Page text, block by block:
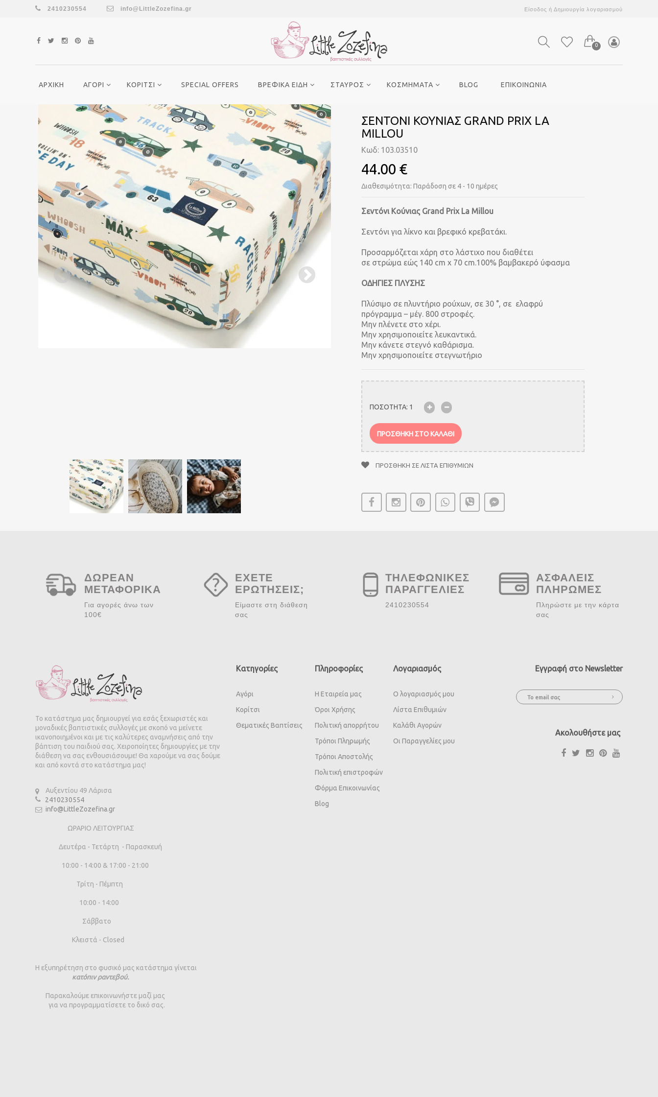
2410230554 info@LittleZozefina.gr Είσοδος ή Δημιουργία λογαριασμού
0
ΑΡΧΙΚΗ ΑΓΟΡΙ ΚΟΡΙΤΣΙ SPECIAL OFFERS ΒΡΕΦΙΚΑ ΕΙΔΗ ΣΤΑΥΡΟΣ ΚΟΣΜΗΜΑΤΑ BLOG ΕΠΙΚΟΙΝΩΝΙΑ
ΣΕΝΤΟΝΙ ΚΟΥΝΙΑΣ GRAND PRIX LA
MILLOU
Κωδ: 103.03510
44.00 €
Διαθεσιμότητα: Παράδοση σε 4 - 10 ημέρες
Σεντόνι Κούνιας Grand Prix La Millou
Σεντόνι για λίκνο και βρεφικό κρεβατάκι.
Προσαρμόζεται χάρη στο λάστιχο που διαθέτει
σε στρώμα εώς 140 cm x 70 cm.100% βαμβακερό ύφασμα
ΟΔΗΓΙΕΣ ΠΛΥΣΗΣ
Πλύσιμο σε πλυντήριο ρούχων, σε 30 °, σε ελαφρύ
πρόγραμμα – μέγ. 800 στροφές.
Μην πλένετε στο χέρι.
Μην χρησιμοποιείτε λευκαντικά.
Μην κάνετε στεγνό καθάρισμα.
Μην χρησιμοποιείτε στεγνωτήριο
ΠΟΣΟΤΗΤΑ: 1
ΠΡΟΣΘΗΚΗ ΣΤΟ ΚΑΛΑΘΙ
ΠΡΟΣΘΗΚΗ ΣΕ ΛΙΣΤΑ ΕΠΙΘΥΜΙΩΝ
Email φίλουΔΩΡΕΑΝ
ΜΕΤΑΦΟΡΙΚΑ
Για αγορές άνω των
100€
ΕΧΕΤΕ
ΕΡΩΤΗΣΕΙΣ;
Είμαστε στη διάθεση
σας
ΤΗΛΕΦΩΝΙΚΕΣ
ΠΑΡΑΓΓΕΛΙΕΣ
2410230554
ΑΣΦΑΛΕΙΣ
ΠΛΗΡΩΜΕΣ
Πληρώστε με την κάρτα
σας
Το κατάστημα μας δημιουργεί για εσάς ξεχωριστές και
μοναδικές βαπτιστικές συλλογές με σκοπό να μείνετε
ικανοποιημένοι και με τις καλύτερες αναμνήσεις από την
βάπτιση του παιδιού σας. Χειροποίητες δημιουργίες με την
διάθεση να σας ενθουσιάσουμε! Θα χαρούμε να σας δούμε
και από κοντά στο κατάστημα μας!
Αυξεντίου 49 Λάρισα
2410230554
info@LittleZozefina.gr
ΩΡΑΡΙΟ ΛΕΙΤΟΥΡΓΙΑΣ
Δευτέρα - Τετάρτη - Παρασκευή
10:00 - 14:00 & 17:00 - 21:00
Τρίτη - Πέμπτη
10:00 - 14:00
Σάββατο
Κλειστά - Closed
Η εξυπηρέτηση στο φυσικό μας κατάστημα γίνεται
κατόπιν ραντεβού.
Παρακαλούμε επικοινωνήστε μαζί μας
για να προγραμματίσετε το δικό σας.
Κατηγορίες
Αγόρι
Κορίτσι
Θεματικές Βαπτίσεις
Πληροφορίες
Η Εταιρεία μας
Όροι Χρήσης
Πολιτική απορρήτου
Τρόποι Πληρωμής
Τρόποι Αποστολής
Πολιτική επιστροφών
Φόρμα Επικοινωνίας
Blog
Λογαριασμός
Ο λογαριασμός μου
Λίστα Επιθυμιών
Καλάθι Αγορών
Οι Παραγγελίες μου
Εγγραφή στο Newsletter
Ακολουθήστε μας